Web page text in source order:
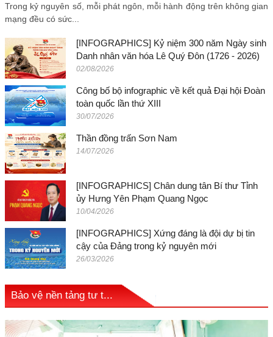
Trong kỷ nguyên số, mỗi phát ngôn, mỗi hành động trên không gian
mạng đều có sức...
[INFOGRAPHICS] Kỷ niệm 300 năm Ngày sinh
Danh nhân văn hóa Lê Quý Đôn (1726 - 2026)
02/08/2026
Công bố bộ infographic về kết quả Đại hội Đoàn
toàn quốc lần thứ XIII
30/07/2026
Thần đồng trấn Sơn Nam
14/07/2026
[INFOGRAPHICS] Chân dung tân Bí thư Tỉnh
ủy Hưng Yên Phạm Quang Ngọc
10/04/2026
[INFOGRAPHICS] Xứng đáng là đội dự bị tin
cậy của Đảng trong kỷ nguyên mới
26/03/2026
Bảo vệ nền tảng tư t...